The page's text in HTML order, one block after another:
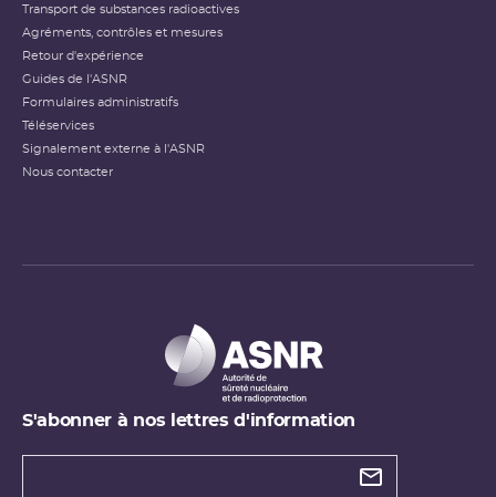
Transport de substances radioactives
Agréments, contrôles et mesures
Retour d'expérience
Guides de l'ASNR
Formulaires administratifs
Téléservices
Signalement externe à l'ASNR
Nous contacter
S'abonner à nos lettres d'information
Types de